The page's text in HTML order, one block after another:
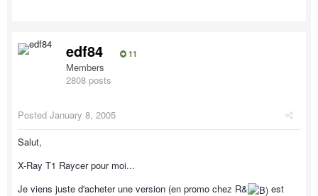
edf84 11
Members
2808 posts
Posted January 8, 2005
Salut,
X-Ray T1 Raycer pour moi...
Je viens juste d'acheter une version (en promo chez R&
est